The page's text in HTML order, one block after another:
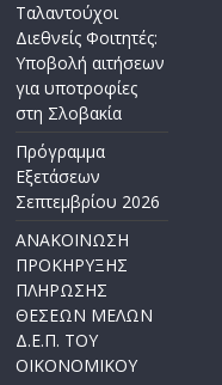
Ταλαντούχοι
Διεθνείς Φοιτητές:
Υποβολή αιτήσεων
για υποτροφίες
στη Σλοβακία
Πρόγραμμα
Εξετάσεων
Σεπτεμβρίου 2026
ΑΝΑΚΟΙΝΩΣΗ
ΠΡΟΚΗΡΥΞΗΣ
ΠΛΗΡΩΣΗΣ
ΘΕΣΕΩΝ ΜΕΛΩΝ
Δ.Ε.Π. ΤΟΥ
ΟΙΚΟΝΟΜΙΚΟΥ